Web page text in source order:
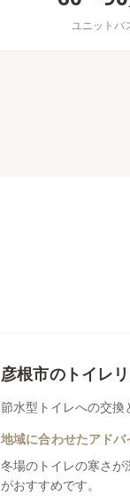
ユニットバ
彦根市のトイレ
節水型トイレへの交換
地域に合わせたアドバ
冬場のトイレの寒さ
がおすすめです。